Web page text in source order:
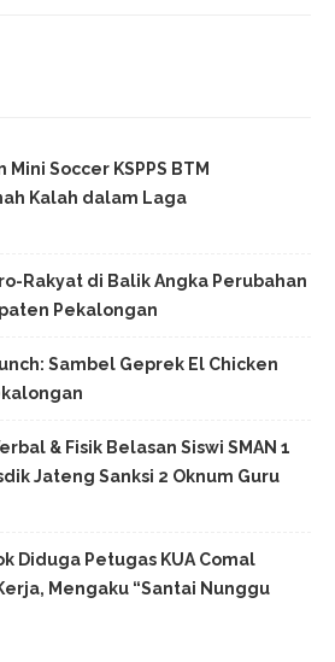
Soccer KSPPS BTM
Kalah dalam Laga
Rakyat di Balik Angka Perubahan
Pekalongan
Sambel Geprek El Chicken
& Fisik Belasan Siswi SMAN 1
Jateng Sanksi 2 Oknum Guru
Diduga Petugas KUA Comal
Mengaku “Santai Nunggu